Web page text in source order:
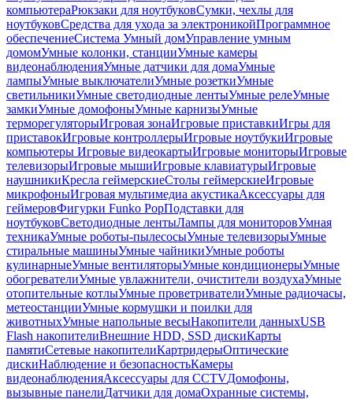
компьютераРюкзаки для ноутбуковСумки, чехлы для
ноутбуковСредства для ухода за электроникойПрограммное
обеспечениеСистема Умный домУправление умным
домомУмные колонки, станцииУмные камеры
видеонаблюденияУмные датчики для домаУмные
лампыУмные выключателиУмные розеткиУмные
светильникиУмные светодиодные лентыУмные релеУмные
замкиУмные домофоныУмные карнизыУмные
терморегуляторыИгровая зонаИгровые приставкиИгры для
приставокИгровые контроллерыИгровые ноутбукиИгровые
компьютеры Игровые видеокартыИгровые мониторыИгровые
телевизорыИгровые мышиИгровые клавиатурыИгровые
наушникиКресла геймерскиеСтолы геймерскиеИгровые
микрофоныИгровая мультимедиа акустикаАксессуары для
геймеровФигурки Funko PopПодставки для
ноутбуковСветодиодные лентыЛампы для мониторовУмная
техникаУмные роботы-пылесосыУмные телевизорыУмные
стиральные машиныУмные чайникиУмные роботы
кулинарныеУмные вентиляторыУмные кондиционерыУмные
обогревателиУмные увлажнители, очистители воздухаУмные
отопительные котлыУмные проветривателиУмные радиочасы,
метеостанцииУмные кормушки и поилки для
животныхУмные напольные весыНакопители данныхUSB
Flash накопителиВнешние HDD, SSD дискиКарты
памятиСетевые накопителиКартридерыОптические
дискиНаблюдение и безопасностьКамеры
видеонаблюденияАксессуары для CCTVДомофоны,
вызывные панелиДатчики для домаОхранные системы,